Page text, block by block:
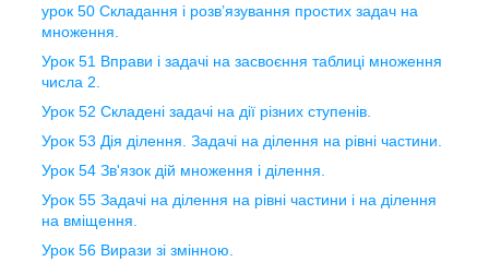
урок 50 Складання і розв’язування простих задач на
множення.
Урок 51 Вправи і задачі на засвоєння таблиці множення
числа 2.
Урок 52 Складені задачі на дії різних ступенів.
Урок 53 Дія ділення. Задачі на ділення на рівні частини.
Урок 54 Зв'язок дій множення і ділення.
Урок 55 Задачі на ділення на рівні частини і на ділення
на вміщення.
Урок 56 Вирази зі змінною.